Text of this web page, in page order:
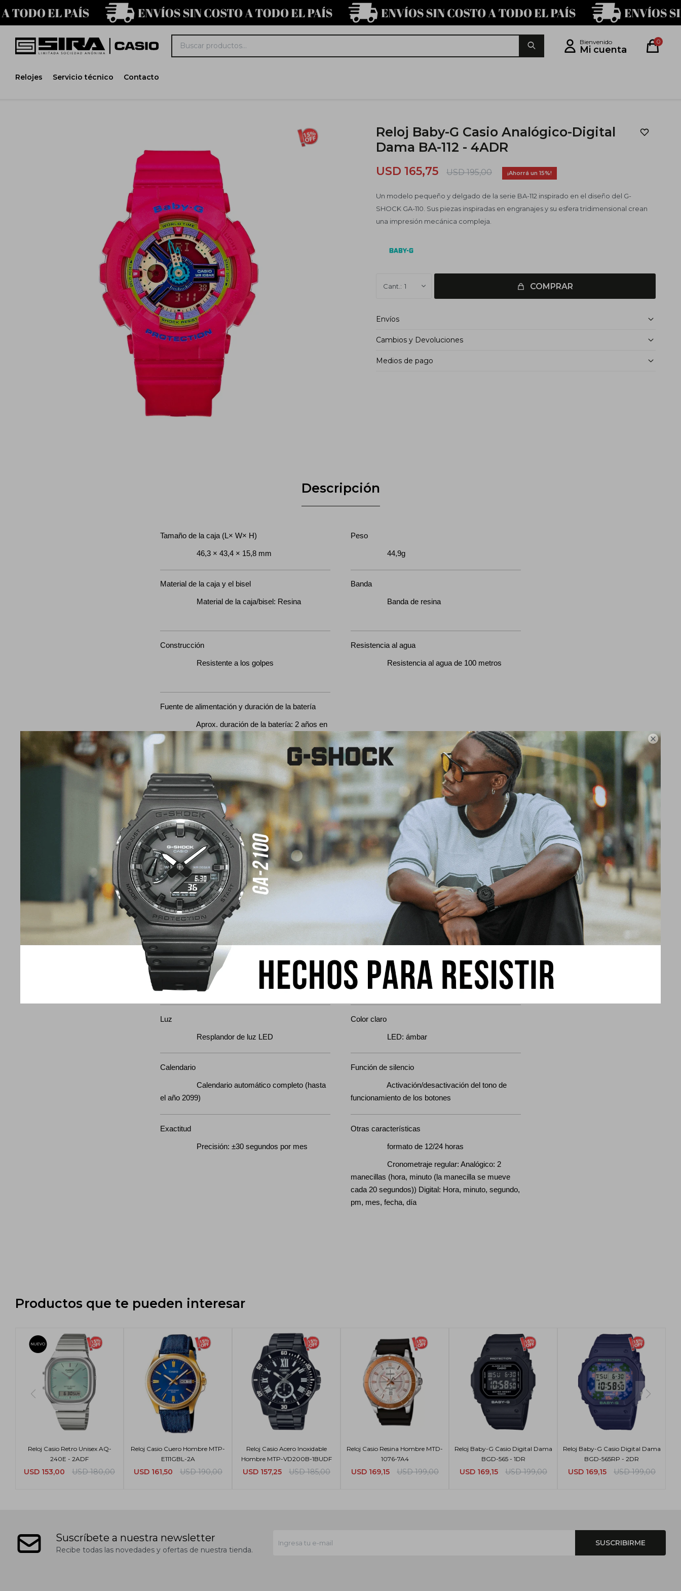

Relojes Servicio técnico Contacto
0
Reloj Baby-G Casio Analógico-Digital
Dama BA-112 - 4ADR
USD 165,75 USD 195,00 15
Un modelo pequeño y delgado de la serie BA-112 inspirado en el diseño del G-
SHOCK GA-110. Sus piezas inspiradas en engranajes y su esfera tridimensional crean
una impresión mecánica compleja.
1 COMPRAR
Envíos
Cambios y Devoluciones
Medios de pago
Descripción
Tamaño de la caja (L× W× H)
46,3 × 43,4 × 15,8 mm
Peso
44,9g
Material de la caja y el bisel
Material de la caja/bisel: Resina
Banda
Banda de resina
Construcción
Resistente a los golpes
Resistencia al agua
Resistencia al agua de 100 metros
Fuente de alimentación y duración de la batería
Aprox. duración de la batería: 2 años en
SR726W X 2
Vaso
Vidrio mineral
Hora mundial
Hora mundial 29 zonas horarias (48
ciudades + hora universal coordinada),
activación/desactivación del horario de verano
Cronógrafo
Cronómetro de 1/100 segundos
Capacidad de medición: 23:59'59.99'' Modos de
medición: Tiempo transcurrido, tiempo fraccionado,
tiempos del 1.° y 2.° lugar
Temporizador
Temporizador de cuenta regresiva
Unidad de medida: 1 segundo Rango de cuenta
regresiva: 24 horas Rango de configuración del
tiempo de inicio de cuenta regresiva: 1 minuto a 24
horas (incrementos de 1 minuto e incrementos de
1 hora)
Alarma/señal horaria
5 alarmas diarias (con 1 despertador)
Luz
Resplandor de luz LED
Color claro
LED: ámbar
Calendario
Calendario automático completo (hasta
el año 2099)
Función de silencio
Activación/desactivación del tono de
funcionamiento de los botones
Exactitud
Precisión: ±30 segundos por mes
Otras características
formato de 12/24 horas
Cronometraje regular: Analógico: 2
manecillas (hora, minuto (la manecilla se mueve
cada 20 segundos)) Digital: Hora, minuto, segundo,
pm, mes, fecha, día
Productos que te pueden interesar
Reloj Casio Retro Unisex AQ-
240E - 2ADF
USD 153,00 USD 180,00
Reloj Casio Cuero Hombre MTP-
E111GBL-2A
USD 161,50 USD 190,00
Reloj Casio Acero Inoxidable
Hombre MTP-VD200B-1BUDF
USD 157,25 USD 185,00
Reloj Casio Resina Hombre MTD-
1076-7A4
USD 169,15 USD 199,00
Reloj Baby-G Casio Digital Dama
BGD-565 - 1DR
USD 169,15 USD 199,00
Reloj Baby-G Casio Digital Dama
BGD-565RP - 2DR
USD 169,15 USD 199,00
Suscríbete a nuestra newsletter
Recibe todas las novedades y ofertas de nuestra tienda.
SUSCRIBIRME